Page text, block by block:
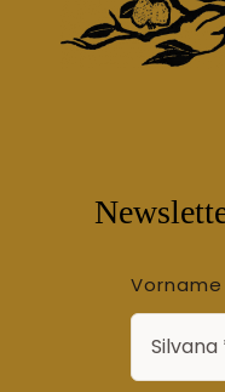
Vorname